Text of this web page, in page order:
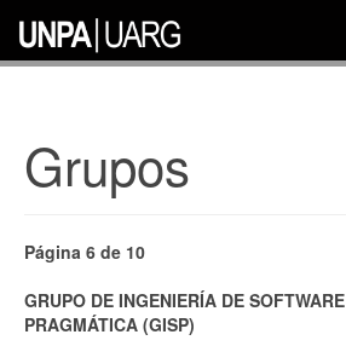
Grupos
Página 6 de 10
GRUPO DE INGENIERÍA DE SOFTWARE
PRAGMÁTICA (GISP)